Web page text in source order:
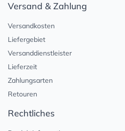
Versand & Zahlung
Versandkosten
Liefergebiet
Versanddienstleister
Lieferzeit
Zahlungsarten
Retouren
Rechtliches